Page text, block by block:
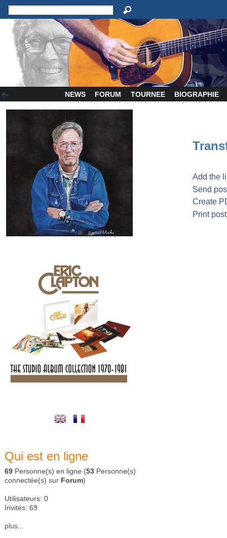
NEWS FORUM TOURNEE BIOGRAPHIE
Qui est en ligne
69 Personne(s) en ligne (53 Personne(s)
connectée(s) sur Forum)
Utilisateurs: 0
Invités: 69
plus...
Add the
Send
Create
Print post